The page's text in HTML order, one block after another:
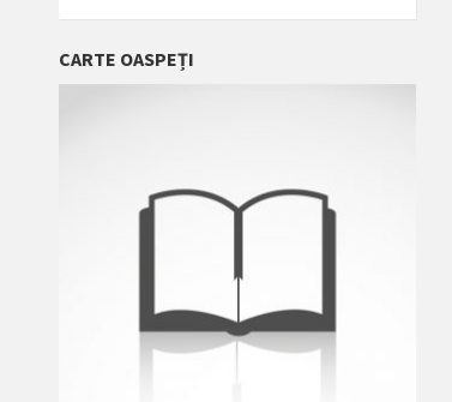
CARTE OASPEȚI